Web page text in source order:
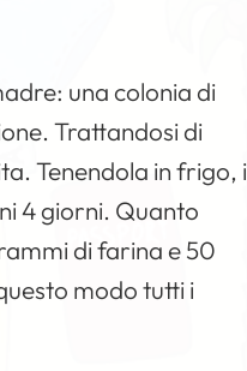
una colonia di
Trattandosi di
Tenendola in frigo, i
4 giorni. Quanto
di farina e 50
modo tutti i